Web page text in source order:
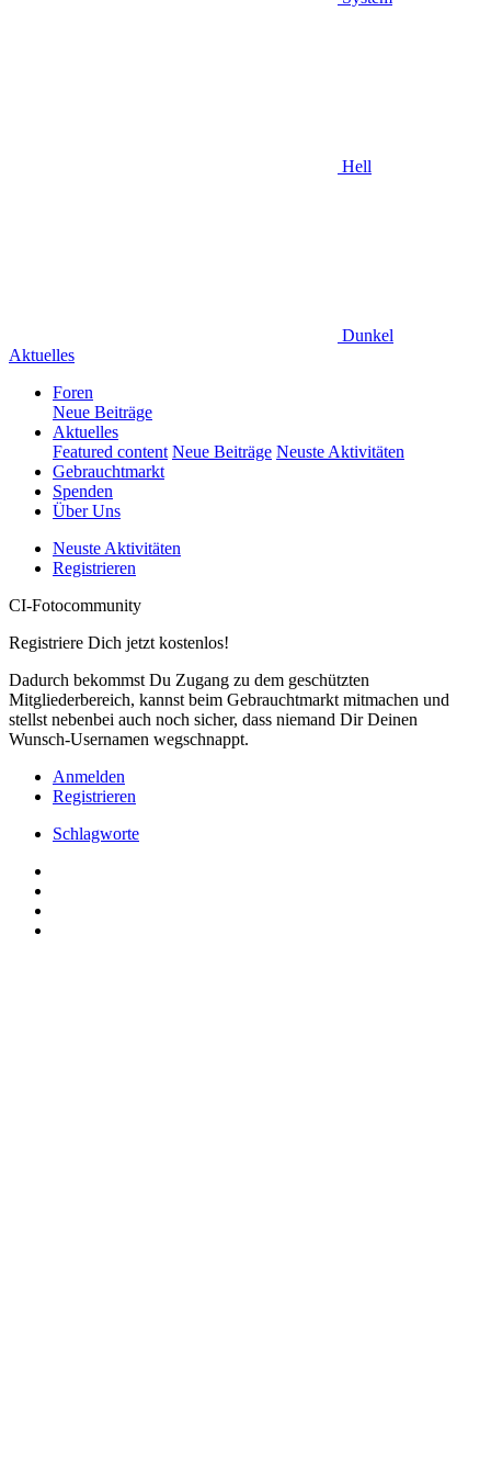
Hell
Dunkel
Aktuelles
Foren
Neue Beiträge
Aktuelles
Featured content Neue Beiträge Neuste Aktivitäten
Gebrauchtmarkt
Spenden
Über Uns
Neuste Aktivitäten
Registrieren
CI-Fotocommunity
Registriere Dich jetzt kostenlos!
Dadurch bekommst Du Zugang zu dem geschützten
Mitgliederbereich, kannst beim Gebrauchtmarkt mitmachen und
stellst nebenbei auch noch sicher, dass niemand Dir Deinen
Wunsch-Usernamen wegschnappt.
Anmelden
Registrieren
Schlagworte